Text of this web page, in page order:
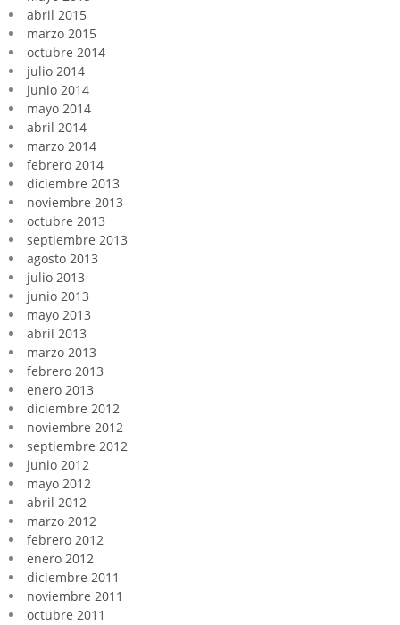
abril 2015
marzo 2015
octubre 2014
julio 2014
junio 2014
mayo 2014
abril 2014
marzo 2014
febrero 2014
diciembre 2013
noviembre 2013
octubre 2013
septiembre 2013
agosto 2013
julio 2013
junio 2013
mayo 2013
abril 2013
marzo 2013
febrero 2013
enero 2013
diciembre 2012
noviembre 2012
septiembre 2012
junio 2012
mayo 2012
abril 2012
marzo 2012
febrero 2012
enero 2012
diciembre 2011
noviembre 2011
octubre 2011